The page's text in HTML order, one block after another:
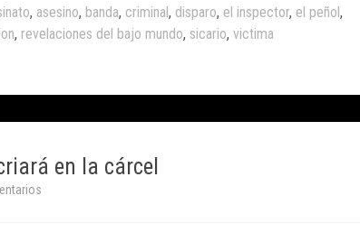
, asesino, banda, criminal, disparo, el inspector, el peñol,
, revelaciones del bajo mundo, sicario, victima
criará en la cárcel